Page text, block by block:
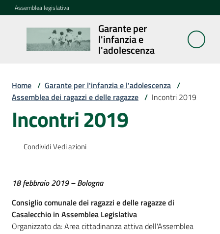
Vai al contenuto
Vai alla navigazione
Vai al footer
Assemblea legislativa
Garante per
l'infanzia e
l'adolescenza
Garante per
l'infanzia e
l'adolescenza
Cosa
fa
dei
ragazzi
e
Home / Garante per l'infanzia e l'adolescenza /
Assemblea dei ragazzi e delle ragazze / Incontri 2019
Incontri 2019
CondividiVedi azioni
18 febbraio 2019 – Bologna
Consiglio comunale dei ragazzi e delle ragazze di
Casalecchio in Assemblea Legislativa
Organizzato da: Area cittadinanza attiva dell'Assemblea